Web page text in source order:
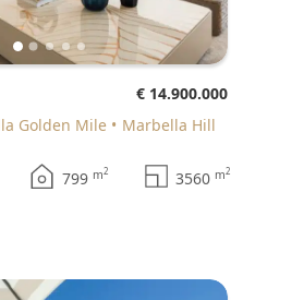
€ 14.900.000
Golden Mile
Marbella Hill
799 m2 3560 m2